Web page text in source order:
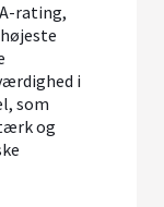
rating,
i
som
og